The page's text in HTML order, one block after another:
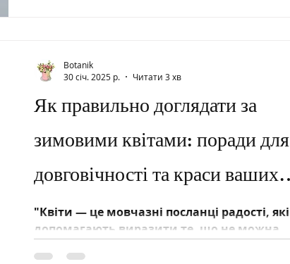
Як правильно доглядати за
зимовими квітами: поради для
довговічності та краси ваших
композицій
"Квіти — це мовчазні посланці радості, які
допомагають виразити те, що не можна
Botanik
30 січ. 2025 р.
Читати 3 хв